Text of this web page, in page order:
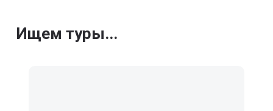
Ищем туры...